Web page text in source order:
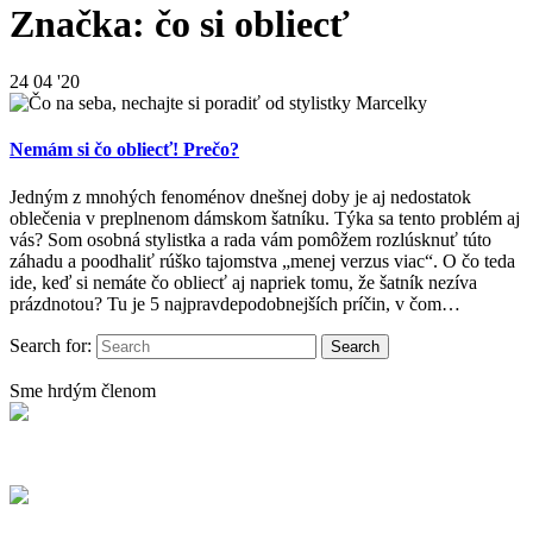
Značka: čo si obliecť
24 04 '20
Nemám si čo obliecť! Prečo?
Jedným z mnohých fenoménov dnešnej doby je aj nedostatok
oblečenia v preplnenom dámskom šatníku. Týka sa tento problém aj
vás? Som osobná stylistka a rada vám pomôžem rozlúsknuť túto
záhadu a poodhaliť rúško tajomstva „menej verzus viac“. O čo teda
ide, keď si nemáte čo obliecť aj napriek tomu, že šatník nezíva
prázdnotou? Tu je 5 najpravdepodobnejších príčin, v čom…
Search for:
Sme hrdým členom